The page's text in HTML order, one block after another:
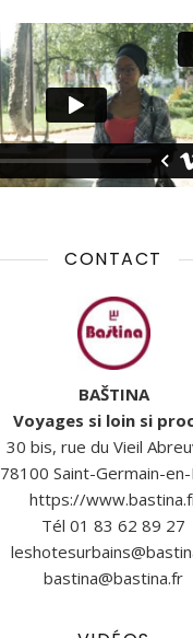
CONTACT
BAŠTINA
Voyages si loin si
30 bis, rue du Vieil
78100 Saint-Germain-
https://
Tél 01 83 62 89 27
bastina@bastina.fr